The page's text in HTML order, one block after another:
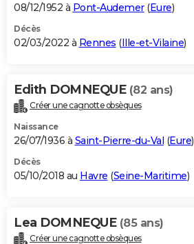
GUIDES D'ACHAT
BONS PLANS
Carte de Noël
Carte Bonne année
Carte Saint-Valentin
Carte Pâques
Carte d'anniversaire
DICTIONNAIRE
Dictionnaire
Biographies
Citations
Expressions
Proverbes
PROGRAMME TV
S'inscrire
Se connecter
Lycées
Collèges
Primaires
Universités
Entreprises
Service militaire
Avis de recherche
AVIS DE DÉCÈS
Bricolage
Lifestyle
Culture
Sport
Auto
Television
Voyage
Cinema
08/12/1952 à Pont-Audemer(Eure)
Décès
02/03/2022 à Rennes (Ille-et-Vilaine)
Edith DOMNEQUE (82 ans)
Créer une cagnotte obsèques
Naissance
26/07/1936 à Saint-Pierre-du-Val (Eure)
Décès
05/10/2018 au Havre (Seine-Maritime)
Lea DOMNEQUE (85 ans)
Créer une cagnotte obsèques